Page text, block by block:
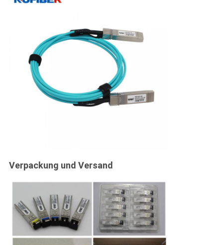
Verpackung und Versand